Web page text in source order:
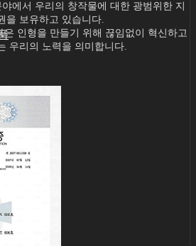
로그
자
북
문의
내
보
드
에서 우리의 창작물에 대한 광범위한 지
을 보유하고 있습니다.
은 인형을 만들기 위해 끊임없이 혁신하고
우리의 노력을 의미합니다.